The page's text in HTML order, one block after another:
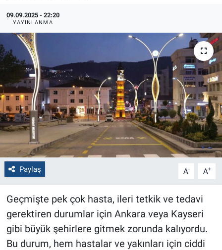
09.09.2025 - 22:20
YAYINLANMA
Paylaş A- A+
Geçmişte pek çok hasta, ileri tetkik ve tedavi
gerektiren durumlar için Ankara veya Kayseri
gibi büyük şehirlere gitmek zorunda kalıyordu.
Bu durum, hem hastalar ve yakınları için ciddi
Genel
Çevre
Yerel
Magazin
Bilim ve Teknoloji